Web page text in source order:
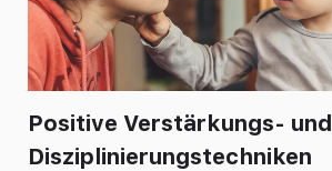
Positive Verstärkungs- und
Disziplinierungstechniken